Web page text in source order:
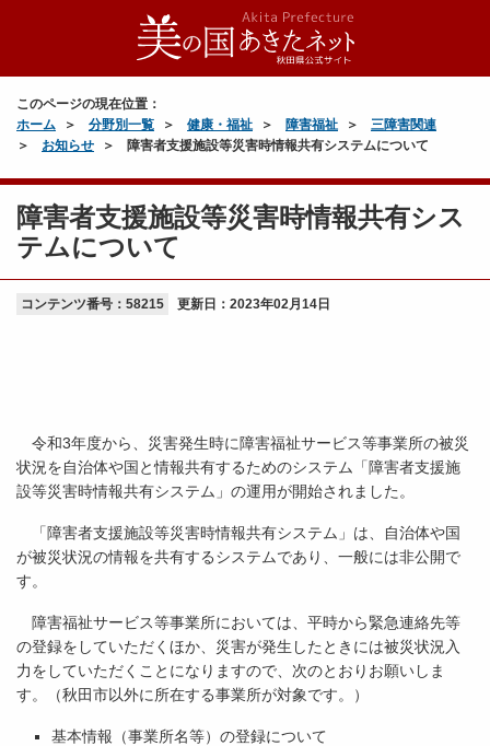
このページの現在位置：
ホーム
分野別一覧 健康・福祉 障害福祉
三障害関連
お知らせ
障害者支援施設等災害時情報共有システムについて
障害者支援施設等災害時情報共有シス
テムについて
コンテンツ番号：58215 更新日： 2023年02月14日
令和3年度から、災害発生時に障害福祉サービス等事業所の被災
状況を自治体や国と情報共有するためのシステム「障害者支援施
設等災害時情報共有システム」の運用が開始されました。
「障害者支援施設等災害時情報共有システム」は、自治体や国
が被災状況の情報を共有するシステムであり、一般には非公開で
す。
障害福祉サービス等事業所においては、平時から緊急連絡先等
の登録をしていただくほか、災害が発生したときには被災状況入
力をしていただくことになりますので、次のとおりお願いしま
す。（秋田市以外に所在する事業所が対象です。）
基本情報（事業所名等）の登録について